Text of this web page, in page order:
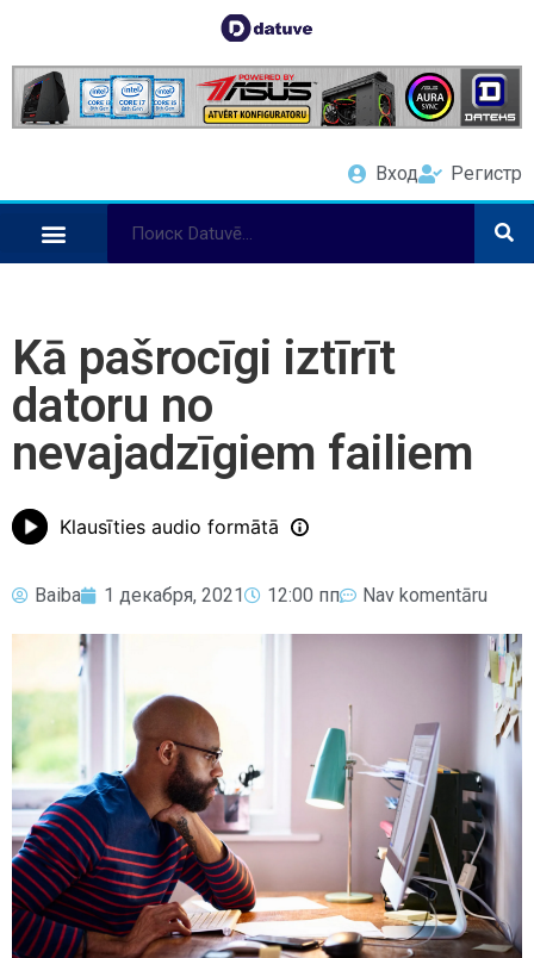
Вход Регистр
Kā pašrocīgi iztīrīt
datoru no
nevajadzīgiem failiem
Klausīties audio formātā
Baiba 1 декабря, 2021 12:00 пп Nav komentāru